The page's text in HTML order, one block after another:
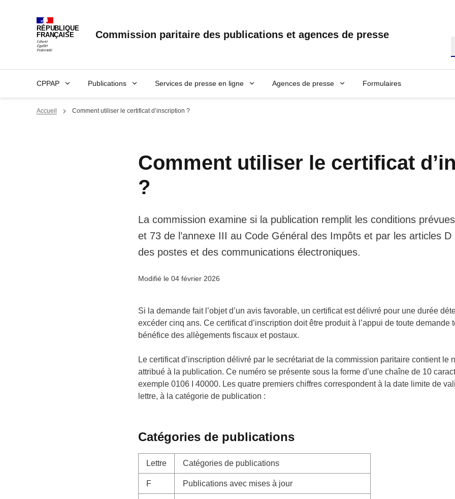
RÉPUBLIQUE
FRANÇAISE
Commission paritaire des publications et agences de presse
CPPAP Publications Services de presse en ligne Agences de presse Formulaires
Accueil Comment utiliser le certificat d’inscription ?
Comment utiliser le certificat
?
La commission examine si la publication remplit les conditions
et 73 de l’annexe III au Code Général des Impôts et par les articles
des postes et des communications électroniques.
Modifié le 04 février 2026
Si la demande fait l’objet d’un avis favorable, un certificat est délivré pour une durée
excéder cinq ans. Ce certificat d’inscription doit être produit à l’appui de toute demande
bénéfice des allègements fiscaux et postaux.
Le certificat d’inscription délivré par le secrétariat de la commission paritaire contient le
attribué à la publication. Ce numéro se présente sous la forme d’une chaîne de 10
exemple 0106 I 40000. Les quatre premiers chiffres correspondent à la date limite de
lettre, à la catégorie de publication :
Catégories de publications
Lettre Catégories de publications
F Publications avec mises à jour